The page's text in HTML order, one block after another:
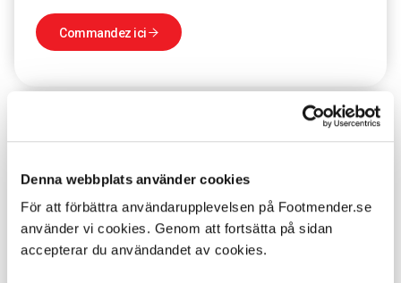
Denna webbplats använder cookies
För att förbättra användarupplevelsen på Footmender.se
använder vi cookies. Genom att fortsätta på sidan
accepterar du användandet av cookies.
Commandez ici 